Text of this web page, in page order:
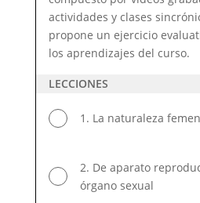
actividades y clases
propone un ejercicio
los aprendizajes del curso.
LECCIONES
1. La naturaleza
2. De aparato
órgano sexual